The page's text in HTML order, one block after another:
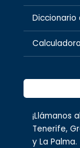
Diccionario
¡Llámanos al
Tenerife,
y La Palma.